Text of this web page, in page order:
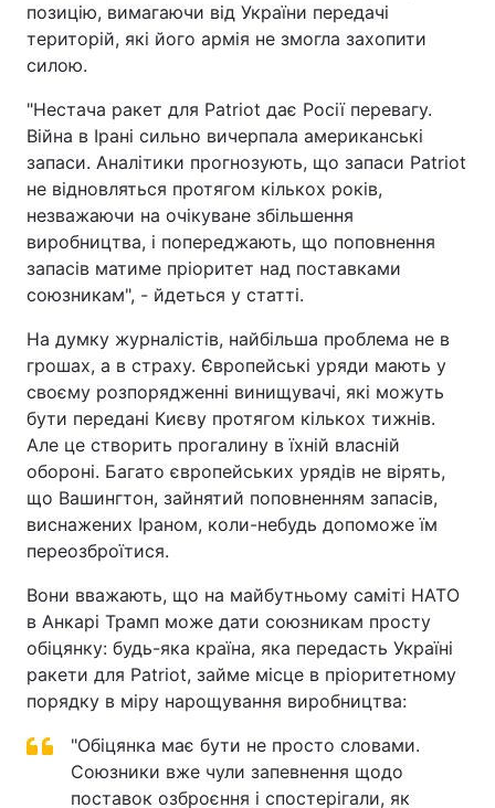
позицію, вимагаючи від України передачі
територій, які його армія не змогла захопити
силою.
"Нестача ракет для Patriot дає Росії перевагу.
Війна в Ірані сильно вичерпала американські
запаси. Аналітики прогнозують, що запаси Patriot
не відновляться протягом кількох років,
незважаючи на очікуване збільшення
виробництва, і попереджають, що поповнення
запасів матиме пріоритет над поставками
союзникам", - йдеться у статті.
На думку журналістів, найбільша проблема не в
грошах, а в страху. Європейські уряди мають у
своєму розпорядженні винищувачі, які можуть
бути передані Києву протягом кількох тижнів.
Але це створить прогалину в їхній власній
обороні. Багато європейських урядів не вірять,
що Вашингтон, зайнятий поповненням запасів,
виснажених Іраном, коли-небудь допоможе їм
переозброїтися.
Вони вважають, що на майбутньому саміті НАТО
в Анкарі Трамп може дати союзникам просту
обіцянку: будь-яка країна, яка передасть Україні
ракети для Patriot, займе місце в пріоритетному
порядку в міру нарощування виробництва:
"Обіцянка має бути не просто словами.
Союзники вже чули запевнення щодо
поставок озброєння і спостерігали, як